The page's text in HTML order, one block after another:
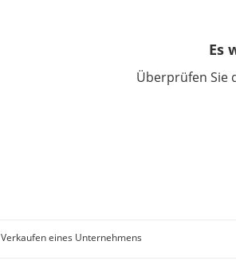
Es
Überprüfen Sie
Verkaufen eines Unternehmens